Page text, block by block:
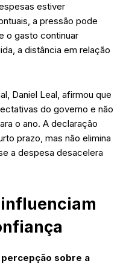
estiver
a pressão pode
o gasto continuar
a distância em relação
Daniel Leal, afirmou que
do governo e não
o ano. A declaração
prazo, mas não elimina
a despesa desacelera
sobre a